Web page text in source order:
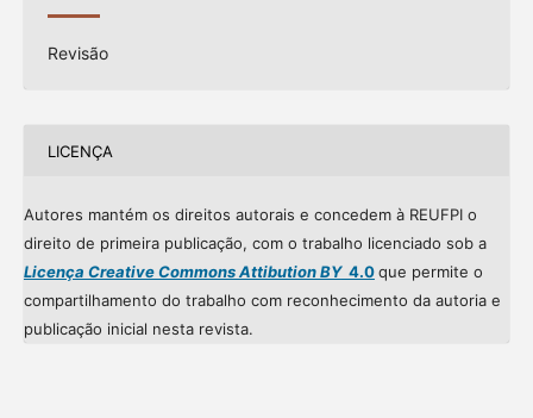
Revisão
LICENÇA
Autores mantém os direitos autorais e concedem à REUFPI o
direito de primeira publicação, com o trabalho licenciado sob a
Licença Creative Commons Attibution BY4.0que permite o
compartilhamento do trabalho com reconhecimento da autoria e
publicação inicial nesta revista.